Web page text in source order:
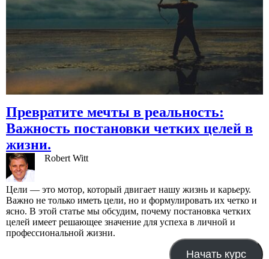
Превратите мечты в реальность:
Важность постановки четких целей в
жизни.
Robert Witt
Цели — это мотор, который двигает нашу жизнь и карьеру.
Важно не только иметь цели, но и формулировать их четко и
ясно. В этой статье мы обсудим, почему постановка четких
целей имеет решающее значение для успеха в личной и
профессиональной жизни.
Начать курс